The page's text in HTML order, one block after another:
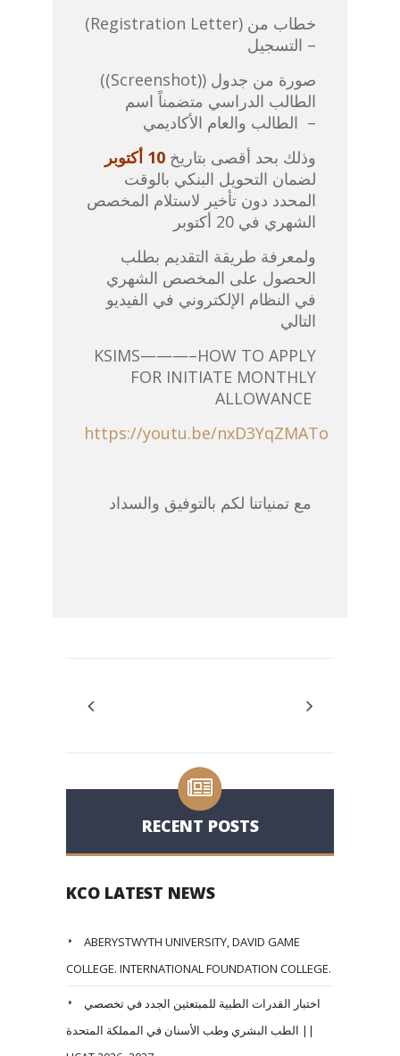
(Registration Letter) خطاب من
التسجيل –
((Screenshot)) صورة من جدول
الطالب الدراسي متضمناً اسم
الطالب والعام الأكاديمي –
وذلك بحد أقصى بتاريخ 10 أكتوبر
لضمان التحويل البنكي بالوقت
المحدد دون تأخير لاستلام المخصص
الشهري في 20 أكتوبر
ولمعرفة طريقة التقديم بطلب
الحصول على المخصص الشهري
في النظام الإلكتروني في الفيديو
التالي
KSIMS———–HOW TO APPLY
FOR INITIATE MONTHLY
ALLOWANCE
https://youtu.be/nxD3YqZMATo
مع تمنياتنا لكم بالتوفيق والسداد
RECENT POSTS
KCO LATEST NEWS
ABERYSTWYTH UNIVERSITY, DAVID GAME
COLLEGE. INTERNATIONAL FOUNDATION COLLEGE.
اختبار القدرات الطبية للمبتعثين الجدد في تخصصي
الطب البشري وطب الأسنان في المملكة المتحدة ||